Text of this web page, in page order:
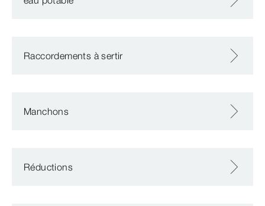
Raccordements à sertir
Manchons
Réductions